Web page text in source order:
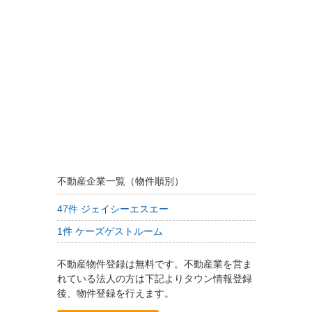
不動産企業一覧（物件順別）
47件 ジェイシーエスエー
1件 ケーズゲストルーム
不動産物件登録は無料です。不動産業を営ま
れている法人の方は下記よりタウン情報登録
後、物件登録を行えます。